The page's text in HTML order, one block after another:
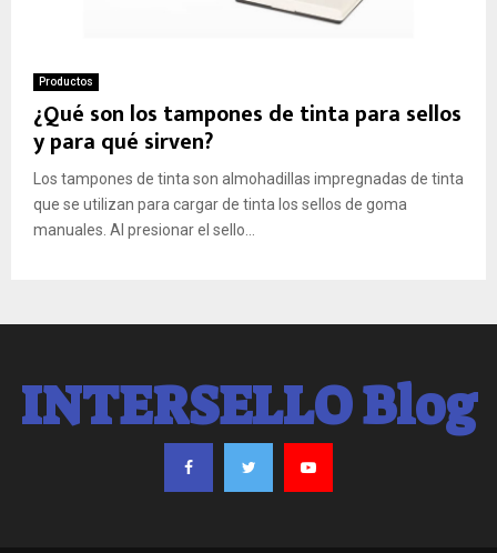
Productos
¿Qué son los tampones de tinta para sellos
y para qué sirven?
Los tampones de tinta son almohadillas impregnadas de tinta
que se utilizan para cargar de tinta los sellos de goma
manuales. Al presionar el sello...
INTERSELLO Blog